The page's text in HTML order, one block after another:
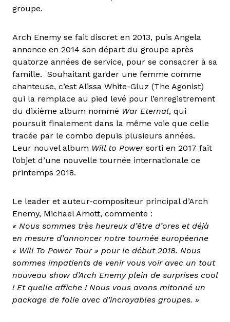
groupe.
Arch Enemy se fait discret en 2013, puis Angela
annonce en 2014 son départ du groupe après
quatorze années de service, pour se consacrer à sa
famille. Souhaitant garder une femme comme
chanteuse, c’est Alissa White-Gluz (The Agonist)
qui la remplace au pied levé pour l’enregistrement
du dixième album nommé War Eternal, qui
poursuit finalement dans la même voie que celle
tracée par le combo depuis plusieurs années.
Leur nouvel album Will to Powersorti en 2017 fait
l’objet d’une nouvelle tournée internationale ce
printemps 2018.
Le leader et auteur-compositeur principal d’Arch
Enemy, Michael Amott, commente :
« Nous sommes très heureux d’être d’ores et déjà
en mesure d’annoncer notre tournée européenne
« Will To Power Tour » pour le début 2018. Nous
sommes impatients de venir vous voir avec un tout
nouveau show d’Arch Enemy plein de surprises cool
! Et quelle affiche ! Nous vous avons mitonné un
package de folie avec d’incroyables groupes. »